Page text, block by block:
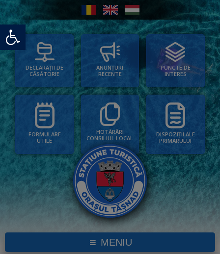
Deschide bara de unelte
DECLARAȚII DE
CĂSĂTORIE
ANUNȚURI
RECENTE
PUNCTE DE
INTERES
FORMULARE
UTILE
HOTĂRÂRI
CONSILIUL LOCAL
DISPOZIȚII ALE
PRIMARULUI
MENIU